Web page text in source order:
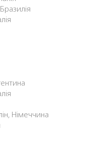
Німеччина